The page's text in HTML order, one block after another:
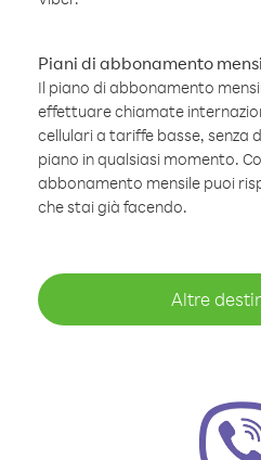
Piani di abbonamento
Il piano di abbonamento
effettuare chiamate
cellulari a tariffe basse, senza
piano in qualsiasi momento.
abbonamento mensile puoi
che stai già facendo.
Altre